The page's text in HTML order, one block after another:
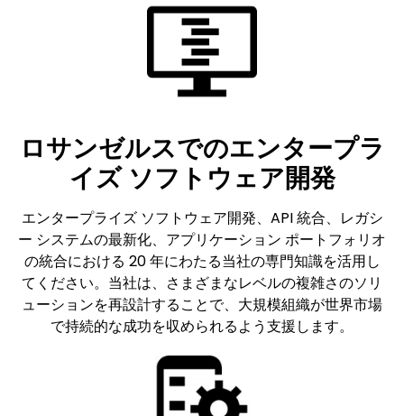
ロサンゼルスでのエンタープラ
イズ ソフトウェア開発
エンタープライズ ソフトウェア開発、API 統合、レガシ
ー システムの最新化、アプリケーション ポートフォリオ
の統合における 20 年にわたる当社の専門知識を活用し
てください。当社は、さまざまなレベルの複雑さのソリ
ューションを再設計することで、大規模組織が世界市場
で持続的な成功を収められるよう支援します。